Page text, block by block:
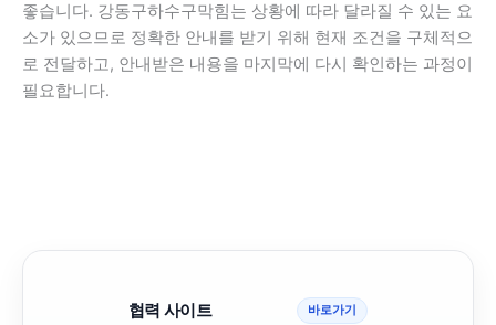
좋습니다. 강동구하수구막힘는 상황에 따라 달라질 수 있는 요
소가 있으므로 정확한 안내를 받기 위해 현재 조건을 구체적으
로 전달하고, 안내받은 내용을 마지막에 다시 확인하는 과정이
필요합니다.
협력 사이트 바로가기